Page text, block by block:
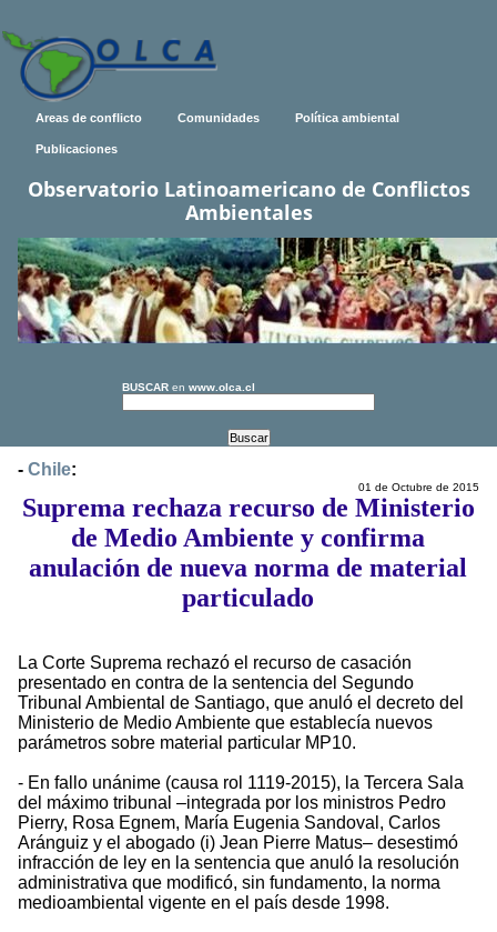
Areas de conflicto Comunidades Política ambiental
Publicaciones
Observatorio Latinoamericano de Conflictos
Ambientales
BUSCAR en www.olca.cl
- Chile:
01 de Octubre de 2015
Suprema rechaza recurso de Ministerio
de Medio Ambiente y confirma
anulación de nueva norma de material
particulado
La Corte Suprema rechazó el recurso de casación
presentado en contra de la sentencia del Segundo
Tribunal Ambiental de Santiago, que anuló el decreto del
Ministerio de Medio Ambiente que establecía nuevos
parámetros sobre material particular MP10.
- En fallo unánime (causa rol 1119-2015), la Tercera Sala
del máximo tribunal –integrada por los ministros Pedro
Pierry, Rosa Egnem, María Eugenia Sandoval, Carlos
Aránguiz y el abogado (i) Jean Pierre Matus– desestimó
infracción de ley en la sentencia que anuló la resolución
administrativa que modificó, sin fundamento, la norma
medioambiental vigente en el país desde 1998.